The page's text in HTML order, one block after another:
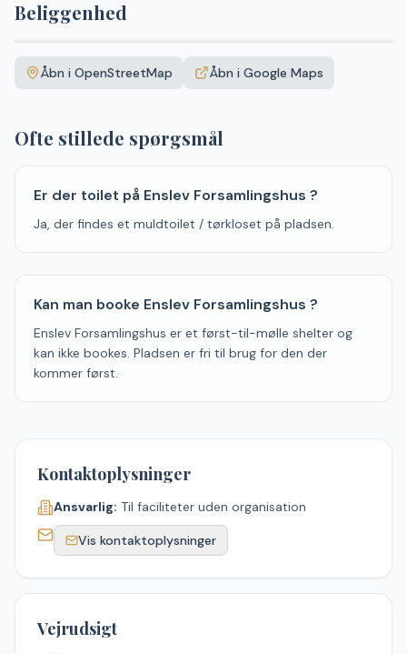
Beliggenhed
+Åbn i OpenStreetMap Åbn i Google Maps
Ofte stillede spørgsmål
Er der toilet på Enslev Forsamlingshus ?
Ja, der findes et muldtoilet / tørkloset på pladsen.
Kan man booke Enslev Forsamlingshus ?
Enslev Forsamlingshus er et først-til-mølle shelter og
kan ikke bookes. Pladsen er fri til brug for den der
kommer først.
Kontaktoplysninger
Ansvarlig: Til faciliteter uden organisation
Vis kontaktoplysninger
Vejrudsigt